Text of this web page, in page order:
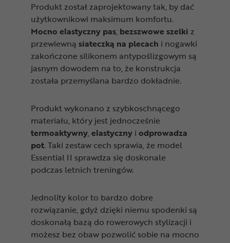
Produkt został zaprojektowany tak, by dać
użytkownikowi maksimum komfortu.
Mocno elastyczny pas, bezszwowe szelki z
przewiewną siateczką na plecach i nogawki
zakończone silikonem antypoślizgowym są
jasnym dowodem na to, że konstrukcja
została przemyślana bardzo dokładnie.
Produkt wykonano z szybkoschnącego
materiału, który jest jednocześnie
termoaktywny,elastyczny i odprowadza
pot. Taki zestaw cech sprawia, że model
Essential II sprawdza się doskonale
podczas letnich treningów.
Jednolity kolor to bardzo dobre
rozwiązanie, gdyż dzięki niemu spodenki są
doskonałą bazą do rowerowych stylizacji i
możesz bez obaw pozwolić sobie na mocno